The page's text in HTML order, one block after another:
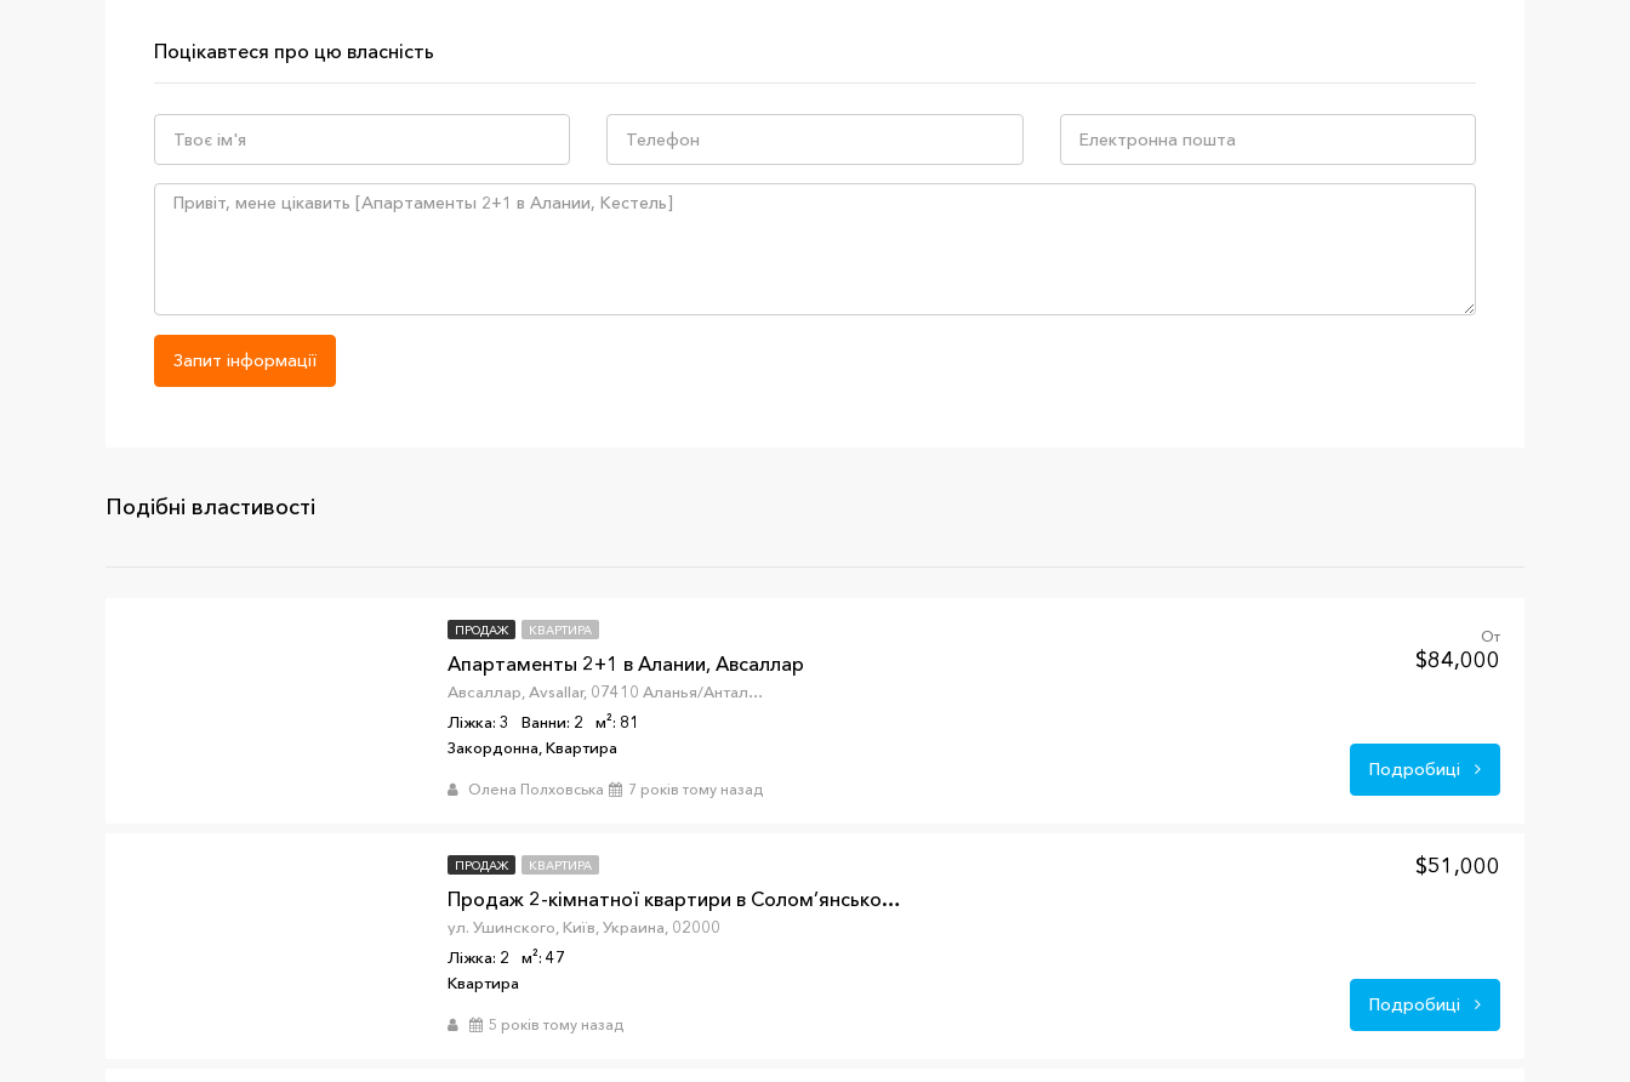
Поцікавтеся про цю власність
Запит інформації
Подібні властивості
ПРОДАЖ КВАРТИРА
Апартаменты 2+1 в Алании, Авсаллар
Авсаллар, Avsallar, 07410 Аланья/Анталия, Турция
Ліжка: 3
Ванни: 2
м²: 81
Закордонна, Квартира
Олена Полховська 7 років тому назад
От
$84,000
Подробиці
ПРОДАЖ КВАРТИРА
Продаж 2-кімнатної квартири в Солом’янському р-ні
ул. Ушинского, Київ, Украина, 02000
Ліжка: 2
м²: 47
Квартира
5 років тому назад
$51,000
Подробиці